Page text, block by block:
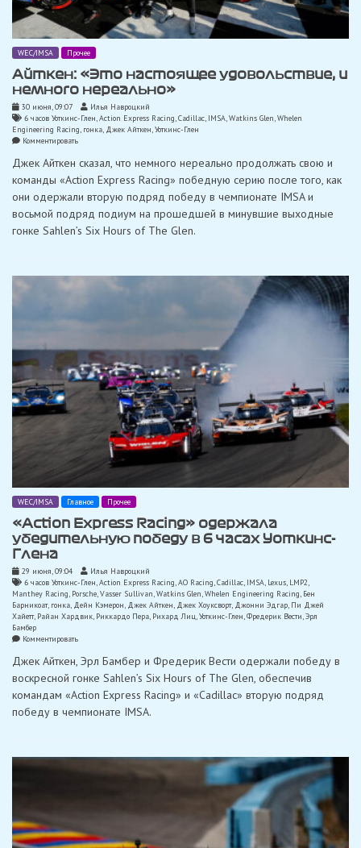
WEC/IMSA Прочее
Айткен: «Это настоящее удовольствие, и
немного нереально»
30 июня, 09:07
Илья Навроцкий
6 часов Уоткинс-Глен,Action Express Racing,Cadillac, IMSA,Watkins Glen,Whelen
Engineering Racing, гонка, Джек Айткен,Уоткинс-Глен
Комментироватьon
«Это
настоящее
удовольствие,
и
нереально»
Джек Айткен сказал, что немного нереально продолжать свою и
команды «Action Express Racing» победную серию после того, как
они одержали вторую подряд победу в чемпионате IMSA и
восьмой подряд подиум на прошедшей в минувшие выходные
гонке Sahlen’s Six Hours of The Glen.
WEC/IMSA Главное Прочее
«Action Express Racing» одержала
убедительную победу в 6 часах Уоткинс-
Глена
29 июня, 09:04
Илья Навроцкий
6 часов Уоткинс-Глен,Action Express Racing,AO Racing,Cadillac, IMSA, Lexus, LMP2
Manthey Racing, Porsche,Vasser Sullivan,Watkins Glen,Whelen Engineering Racing, Бен
Барникоат, гонка, Дейн Кэмерон, Джек Айткен, Джек Хоуксворт, Джонни Эдгар, Пи Джей
Хайетт, Райан Хардвик, Риккардо Пера, Рихард Лиц,Уоткинс-Глен,Фредерик Вести,Эрл
Бамбер
Комментироватьon
Express
Racing»
одержала
убедительную
в
Глена
Джек Айткен, Эрл Бамбер и Фредерик Вести одержали победу в
воскресной гонке Sahlen’s Six Hours of The Glen, обеспечив
командам «Action Express Racing» и «Cadillac» вторую подряд
победу в чемпионате IMSA.